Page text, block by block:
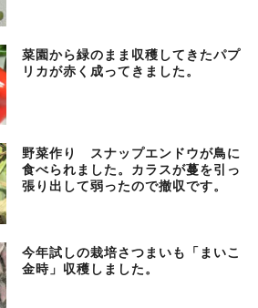
菜園から緑のまま収穫してきたパプ
リカが赤く成ってきました。
野菜作り スナップエンドウが鳥に
食べられました。カラスが蔓を引っ
張り出して弱ったので撤収です。
今年試しの栽培さつまいも「まいこ
金時」収穫しました。